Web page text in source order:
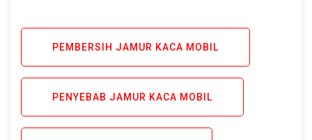
PEMBERSIH JAMUR KACA MOBIL
PENYEBAB JAMUR KACA MOBIL